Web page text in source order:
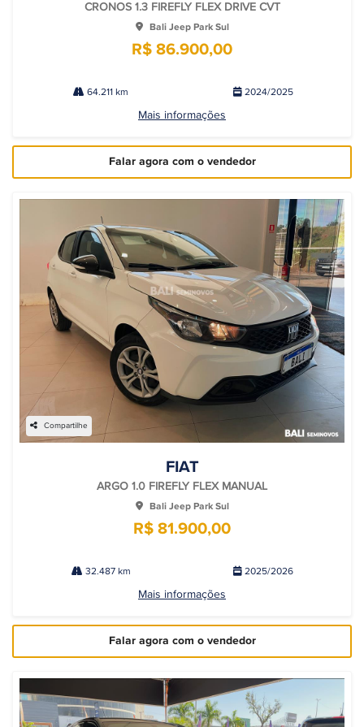
CRONOS 1.3 FIREFLY FLEX DRIVE CVT
Bali Jeep Park Sul
R$ 86.900,00
64.211 km 2024/2025
Mais informações
Falar agora com o vendedor
Compartilhe
FIAT
ARGO 1.0 FIREFLY FLEX MANUAL
Bali Jeep Park Sul
R$ 81.900,00
32.487 km 2025/2026
Mais informações
Falar agora com o vendedor